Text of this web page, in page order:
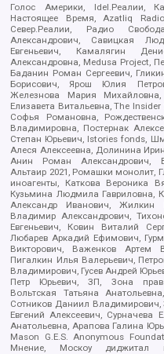
Голос Америки, Idel.Реалии,
Настоящее Время, Azatliq
Север.Реалии, Радио
Александрович, Савицкая
Евгеньевич, Камалягин
Александровна, Medusa Project,
Баданин Роман Сергеевич,
Борисович, Ярош Юлия
Железнова Мария
Елизавета Витальевна, The
Софья Романовна,
Владимировна, Постернак
Степан Юрьевич, Istories fonds,
Алеся Алексеевна, Долинина
Анин Роман Александрович,
Альтаир 2021, Ромашки монолит,
иноагенты, Каткова Вероника
Кузьмина Людмила Гавриловна,
Александр Иванович, Жилкин
Владимир Александрович,
Евгеньевич, Ковин Виталий
Любарев Аркадий Ефимович,
Викторович, Важенков Артем
Пигалкин Илья Валерьевич,
Владимирович, Гусев Андрей
Петр Юрьевич, ЗП, Зона
Вольтская Татьяна
Сотников Даниил
Евгений Алексеевич, Сурначева
Анатольевна, Арапова Галина
Mason G.E.S. Anonymous
Мнение, Москоу диджитал